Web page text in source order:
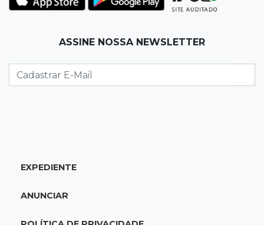
Bioparque Pantanal: “deslumbrante”
Zona rural
expostos no Cemitério Três Barras
14:44Celebração interativa
de 72 anos em praça no Centro
ASSINE NOSSA NEWSLETTER
EXPEDIENTE
ANUNCIAR